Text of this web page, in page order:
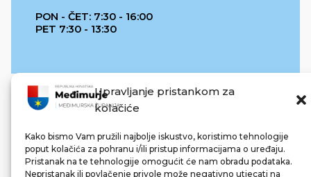
Upravljanje pristankom za
kolačiće
Kako bismo Vam pružili najbolje iskustvo, koristimo tehnologije
poput kolačića za pohranu i/ili pristup informacijama o uređaju.
Pristanak na te tehnologije omogućit će nam obradu podataka.
Nepristanak ili povlačenje privole može negativno utjecati na
PON - ČET: 7:30 - 16:00
PET 7:30 - 13:30
REPUBLIKA HRVATSKA